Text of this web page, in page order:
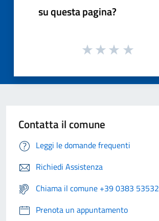
su questa pagina?
Contatta il comune
Leggi le domande frequenti
Richiedi Assistenza
Chiama il comune +39 0383 53532
Prenota un appuntamento